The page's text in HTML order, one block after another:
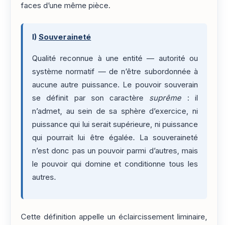
faces d’une même pièce.
I) Souveraineté
Qualité reconnue à une entité — autorité ou
système normatif — de n’être subordonnée à
aucune autre puissance. Le pouvoir souverain
se définit par son caractère suprême: il
n’admet, au sein de sa sphère d’exercice, ni
puissance qui lui serait supérieure, ni puissance
qui pourrait lui être égalée. La souveraineté
n’est donc pas un pouvoir parmi d’autres, mais
le pouvoir qui domine et conditionne tous les
autres.
Cette définition appelle un éclaircissement liminaire,